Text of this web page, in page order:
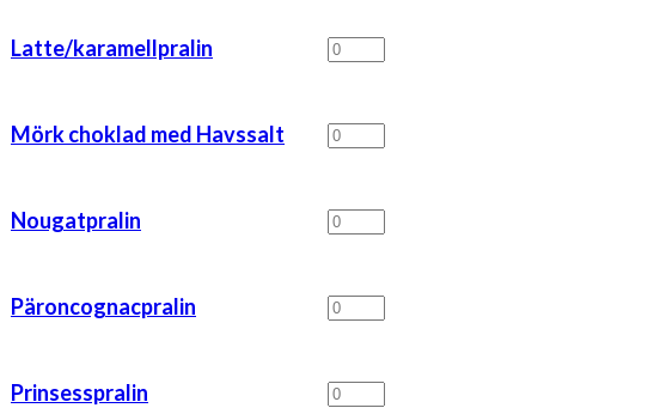
Latte/karamellpralin
Latte/karamellpralin
Mörk choklad med Havssalt
Mörk
Havssalt
mängd
Nougatpralin
Nougatpralin
Päroncognacpralin
Päroncognacpralin
Prinsesspralin
Prinsesspralin